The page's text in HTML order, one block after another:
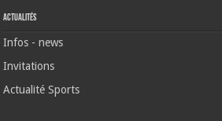
Actualités
Infos - news
Invitations
Actualité Sports